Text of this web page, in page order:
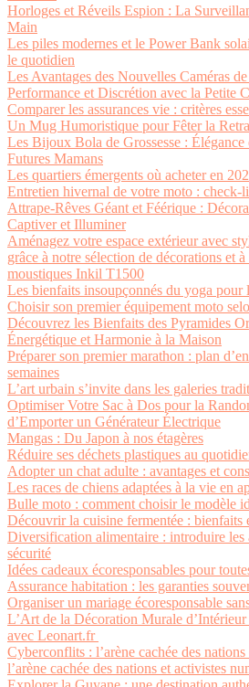
Horloges et Réveils Espion : La
Main
Les piles modernes et le Power Bank
le quotidien
Les Avantages des Nouvelles Caméras
Performance et Discrétion avec la Petite
Comparer les assurances vie : critères
Un Mug Humoristique pour Fêter la
Les Bijoux Bola de Grossesse : Élégance
Futures Mamans
Les quartiers émergents où acheter en
Entretien hivernal de votre moto : check-
Attrape-Rêves Géant et Féérique :
Captiver et Illuminer
Aménagez votre espace extérieur avec
grâce à notre sélection de décorations et
moustiques Inkil T1500
Les bienfaits insoupçonnés du yoga pour
Choisir son premier équipement moto
Découvrez les Bienfaits des Pyramides
Énergétique et Harmonie à la Maison
Préparer son premier marathon : plan
semaines
L’art urbain s’invite dans les galeries
Optimiser Votre Sac à Dos pour la
d’Emporter un Générateur Électrique
Mangas : Du Japon à nos étagères
Réduire ses déchets plastiques au
Adopter un chat adulte : avantages et
Les races de chiens adaptées à la vie en
Bulle moto : comment choisir le modèle
Découvrir la cuisine fermentée : bienfaits
Diversification alimentaire : introduire les
sécurité
Idées cadeaux écoresponsables pour
Assurance habitation : les garanties
Organiser un mariage écoresponsable
L’Art de la Décoration Murale
avec Leonart.fr
Cyberconflits : l’arène cachée des
l’arène cachée des nations et activistes